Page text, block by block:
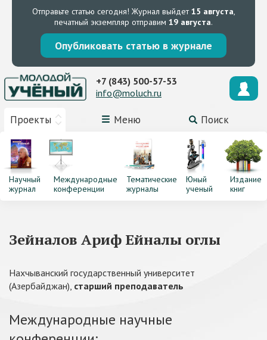
Отправьте статью сегодня! Журнал выйдет15 августа,
печатный экземпляр отправим 19 августа.
Опубликовать статью в журнале
Проекты Меню Поиск
+7 (843) 500-57-53
info@moluch.ru
Научный
журнал
Международные
конференции
Тематические
журналы
Юный
ученый
Издание
книг
Зейналов Ариф Ейналы оглы
Нахчыванский государственный университет
(Азербайджан), старший преподаватель
Международные научные